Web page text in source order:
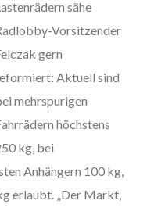
sähe
Vorsitzender
gern
Aktuell sind
mehrspurigen
höchstens
kg, bei
Anhängern 100 kg,
erlaubt. „Der Markt,